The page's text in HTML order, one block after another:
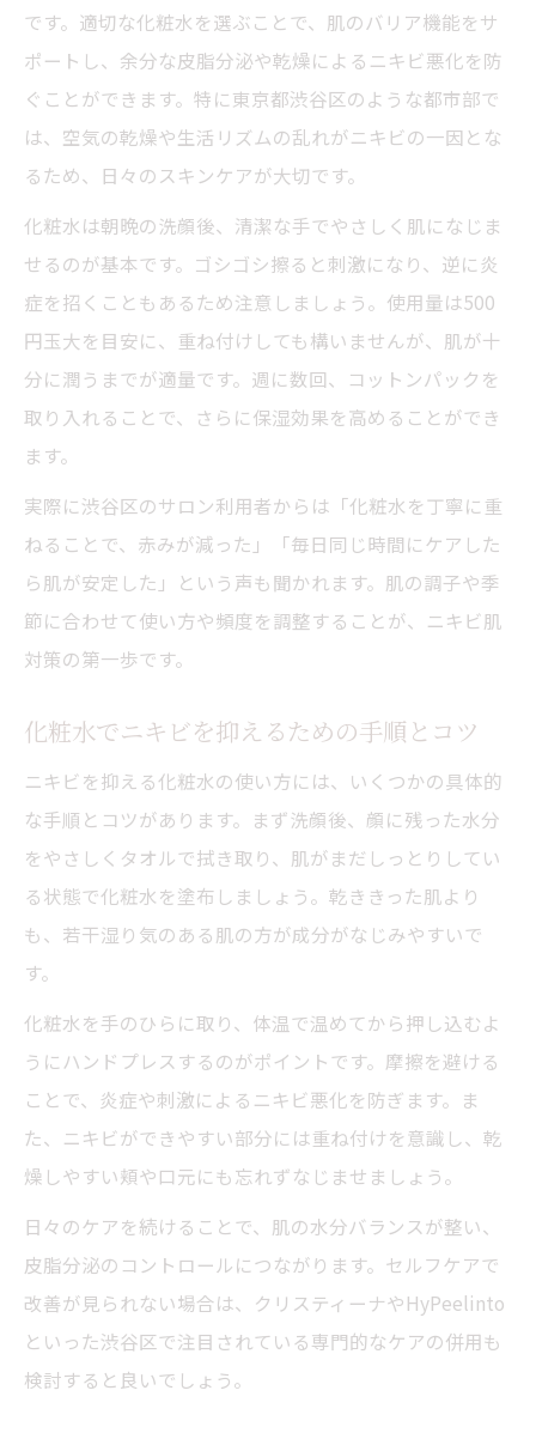
です。適切な化粧水を選ぶことで、肌のバリア機能をサ
ポートし、余分な皮脂分泌や乾燥によるニキビ悪化を防
ぐことができます。特に東京都渋谷区のような都市部で
は、空気の乾燥や生活リズムの乱れがニキビの一因とな
るため、日々のスキンケアが大切です。
化粧水は朝晩の洗顔後、清潔な手でやさしく肌になじま
せるのが基本です。ゴシゴシ擦ると刺激になり、逆に炎
症を招くこともあるため注意しましょう。使用量は500
円玉大を目安に、重ね付けしても構いませんが、肌が十
分に潤うまでが適量です。週に数回、コットンパックを
取り入れることで、さらに保湿効果を高めることができ
ます。
実際に渋谷区のサロン利用者からは「化粧水を丁寧に重
ねることで、赤みが減った」「毎日同じ時間にケアした
ら肌が安定した」という声も聞かれます。肌の調子や季
節に合わせて使い方や頻度を調整することが、ニキビ肌
対策の第一歩です。
化粧水でニキビを抑えるための手順とコツ
ニキビを抑える化粧水の使い方には、いくつかの具体的
な手順とコツがあります。まず洗顔後、顔に残った水分
をやさしくタオルで拭き取り、肌がまだしっとりしてい
る状態で化粧水を塗布しましょう。乾ききった肌より
も、若干湿り気のある肌の方が成分がなじみやすいで
す。
化粧水を手のひらに取り、体温で温めてから押し込むよ
うにハンドプレスするのがポイントです。摩擦を避ける
ことで、炎症や刺激によるニキビ悪化を防ぎます。ま
た、ニキビができやすい部分には重ね付けを意識し、乾
燥しやすい頬や口元にも忘れずなじませましょう。
日々のケアを続けることで、肌の水分バランスが整い、
皮脂分泌のコントロールにつながります。セルフケアで
改善が見られない場合は、クリスティーナやHyPeelinto
といった渋谷区で注目されている専門的なケアの併用も
検討すると良いでしょう。